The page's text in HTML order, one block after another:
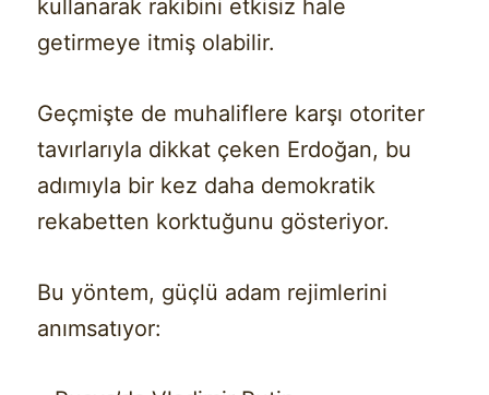
kullanarak rakibini etkisiz hale
getirmeye itmiş olabilir.
Geçmişte de muhaliflere karşı otoriter
tavırlarıyla dikkat çeken Erdoğan, bu
adımıyla bir kez daha demokratik
rekabetten korktuğunu gösteriyor.
Bu yöntem, güçlü adam rejimlerini
anımsatıyor: